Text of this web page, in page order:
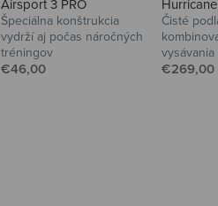
Airsport 3 PRO
Špeciálna konštrukcia
vydrží aj počas náročných
tréningov
Predajná cena
€46,00
Čisté
Predajná
€269,00